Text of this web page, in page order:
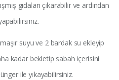
gıdaları çıkarabilir ve ardından
suyu ve 2 bardak su ekleyip
kadar bekletip sabah içerisini
ile yıkayabilirsiniz.